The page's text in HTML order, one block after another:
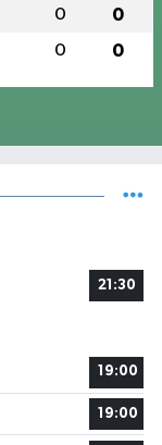
0 0
0 0
21:30
19:00
19:00